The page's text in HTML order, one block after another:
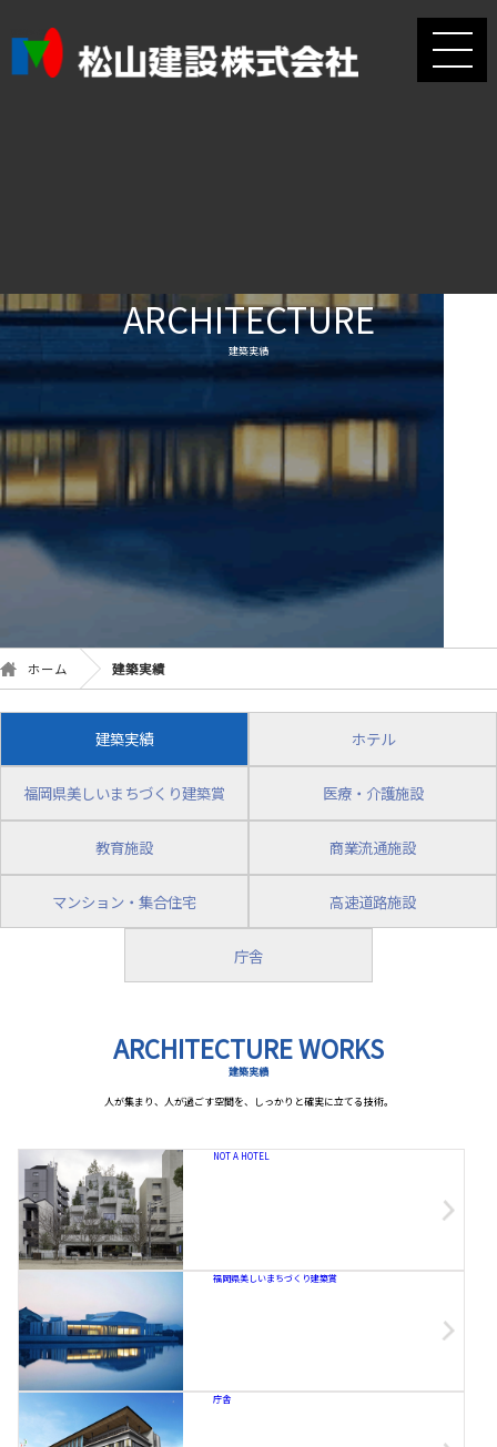
ARCHITECTURE
建築実績
ホーム 建築実績
建築実績 ホテル
福岡県美しいまちづくり建築賞 医療・介護施設
教育施設 商業流通施設
マンション・集合住宅 高速道路施設
庁舎
ARCHITECTURE WORKS
建築実績
人が集まり、人が過ごす空間を、しっかりと確実に立てる技術。
NOT A HOTEL
福岡県美しいまちづくり建築賞
庁舎